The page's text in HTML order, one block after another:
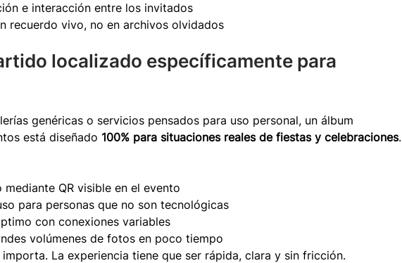
e interacción entre los invitados
recuerdo vivo, no en archivos olvidados
localizado específicamente para
genéricas o servicios pensados para uso personal, un álbum
está diseñado 100% para situaciones reales de fiestas y celebraciones.
QR visible en el evento
para personas que no son tecnológicas
con conexiones variables
volúmenes de fotos en poco tiempo
La experiencia tiene que ser rápida, clara y sin fricción.